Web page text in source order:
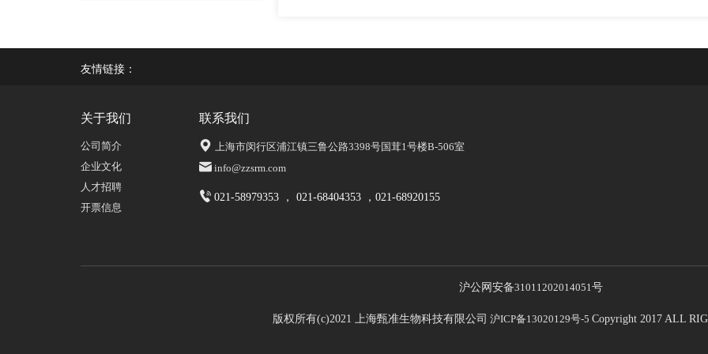
友情链接：
关于我们
公司简介
企业文化
人才招聘
开票信息
联系我们
上海市闵行区浦江镇三鲁公路3398号国茸1号楼B-506室
info@zzsrm.com
021-58979353 ， 021-68404353 ，021-68920155
沪公网安备31011202014051号
版权所有(c)2021 上海甄准生物科技有限公司 沪ICP备13020129号-5 Copyright 2017 ALL